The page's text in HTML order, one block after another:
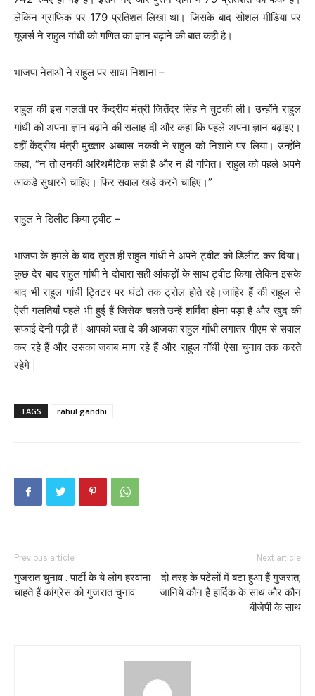
लेकिन ग्राफिक पर 179 प्रतिशत लिखा था। जिसके बाद सोशल मीडिया पर
यूजर्स ने राहुल गांधी को गणित का ज्ञान बढ़ाने की बात कही है।
भाजपा नेताओं ने राहुल पर साधा निशाना –
राहुल की इस गलती पर केंद्रीय मंत्री जितेंद्र सिंह ने चुटकी ली। उन्होंने राहुल
गांधी को अपना ज्ञान बढ़ाने की सलाह दी और कहा कि पहले अपना ज्ञान बढ़ाइए।
वहीं केंद्रीय मंत्री मुख्तार अब्बास नकवी ने राहुल को निशाने पर लिया। उन्होंने
कहा, “न तो उनकी अरिथमैटिक सही है और न ही गणित। राहुल को पहले अपने
आंकड़े सुधारने चाहिए। फिर सवाल खड़े करने चाहिए।”
राहुल ने डिलीट किया ट्वीट –
भाजपा के हमले के बाद तुरंत ही राहुल गांधी ने अपने ट्वीट को डिलीट कर दिया।
कुछ देर बाद राहुल गांधी ने दोबारा सही आंकड़ों के साथ ट्वीट किया लेकिन इसके
बाद भी राहुल गांधी ट्विटर पर घंटो तक ट्रोल होते रहे।जाहिर हैं की राहुल से
ऐसी गलतियाँ पहले भी हुई हैं जिसेक चलते उन्हें शर्मिंदा होना पड़ा हैं और खुद की
सफाई देनी पड़ी हैं | आपको बता दे की आजका राहुल गाँधी लगातर पीएम से सवाल
कर रहे हैं और उसका जवाब माग रहे हैं और राहुल गाँधी ऐसा चुनाव तक करते
रहेगे |
TAGS rahul gandhi
Previous article
गुजरात चुनाव : पार्टी के ये लोग हरवाना
चाहते हैं कांग्रेस को गुजरात चुनाव
Next article
दो तरह के पटेलों में बटा हुआ हैं गुजरात,
जानिये कौन हैं हार्दिक के साथ और कौन
बीजेपी के साथ